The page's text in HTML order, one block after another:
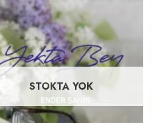
STOKTA YOK